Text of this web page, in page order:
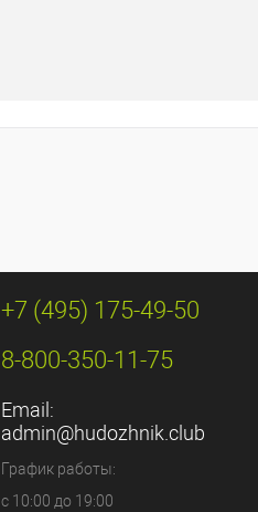
+7 (495) 175-49-50
8-800-350-11-75
Email:
admin@hudozhnik.club
График работы:
с 10:00 до 19:00